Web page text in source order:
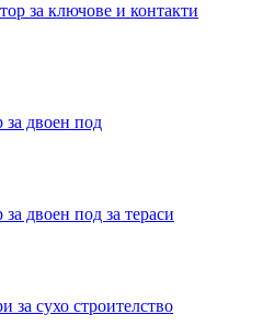
за ключове и контакти
за двоен под
за двоен под за тераси
за сухо строителство